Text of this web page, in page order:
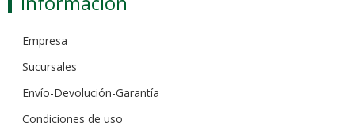
Empresa
Sucursales
Envío-Devolución-Garantía
Condiciones de uso